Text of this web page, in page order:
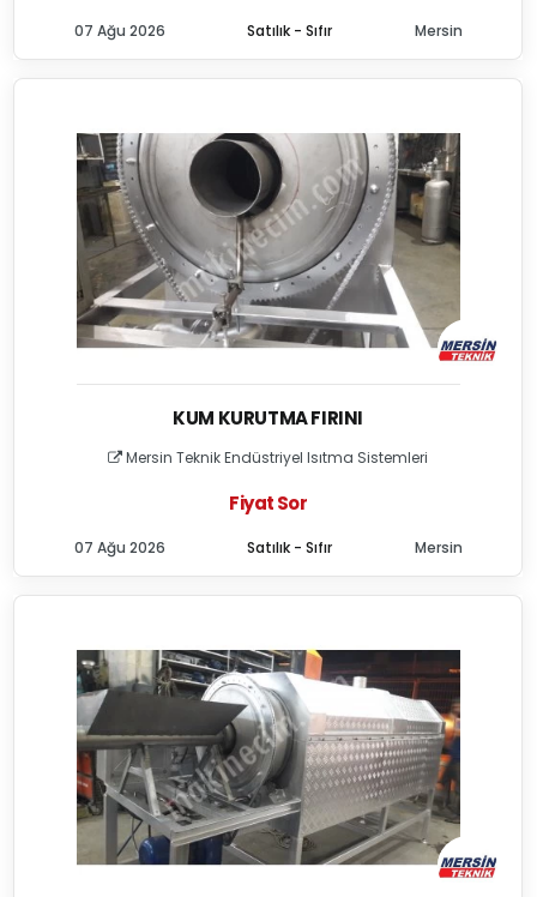
Satılık - Sıfır
07 Ağu 2026 Mersin
KUM KURUTMA FIRINI
Mersin Teknik Endüstriyel Isıtma Sistemleri
Fiyat Sor
Satılık - Sıfır
07 Ağu 2026 Mersin